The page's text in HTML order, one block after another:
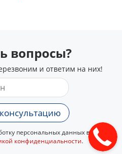
вопросы?
и ответим на них!
персональных данных в
конфиденциальности.